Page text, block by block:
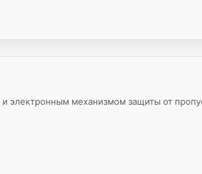
электронным механизмом защиты от